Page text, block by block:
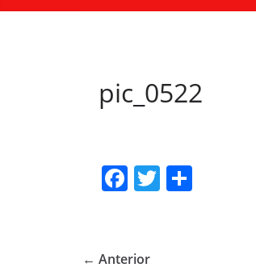
pic_0522
F
e
T
← Anterior